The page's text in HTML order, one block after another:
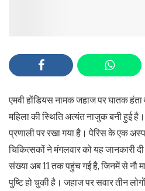
एमवी होंडियस नामक जहाज पर घातक
महिला की स्थिति अत्यंत नाजुक बनी हुई
प्रणाली पर रखा गया है। पेरिस के एक
चिकित्सकों ने मंगलवार को यह जानकारी
संख्या अब 11 तक पहुंच गई है, जिनमें से नौ
पुष्टि हो चुकी है। जहाज पर सवार तीन